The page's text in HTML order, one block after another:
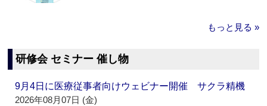
もっと見る »
研修会 セミナー 催し物
9月4日に医療従事者向けウェビナー開催 サクラ精機
2026年08月07日 (金)